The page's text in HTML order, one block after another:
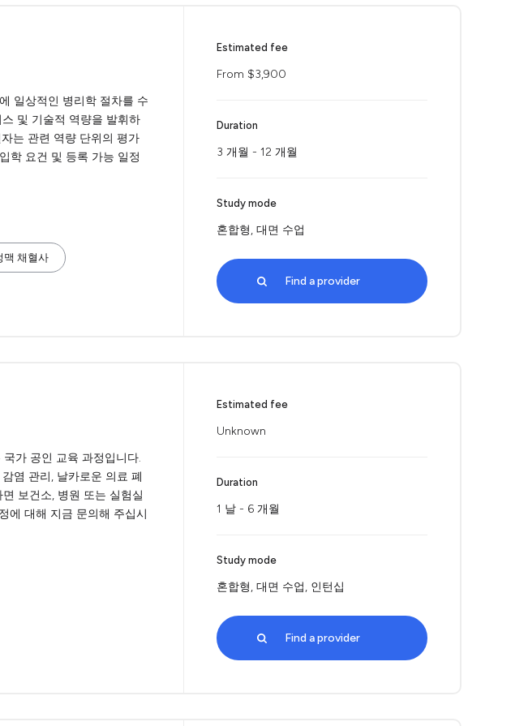
일상적인 병리학 절차를 수
및 기술적 역량을 발휘하
는 관련 역량 단위의 평가
학 요건 및 등록 가능 일정
맥 채혈사
Estimated fee
From $3,900
Duration
3 개월 - 12 개월
Study mode
혼합형, 대면 수업
Find a provider
국가 공인 교육 과정입니다.
염 관리, 날카로운 의료 폐
보건소, 병원 또는 실험실
에 대해 지금 문의해 주십시
Estimated fee
Unknown
Duration
1 날 - 6 개월
Study mode
혼합형, 대면 수업, 인턴십
Find a provider